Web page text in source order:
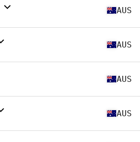
AUS
AUS
AUS
AUS